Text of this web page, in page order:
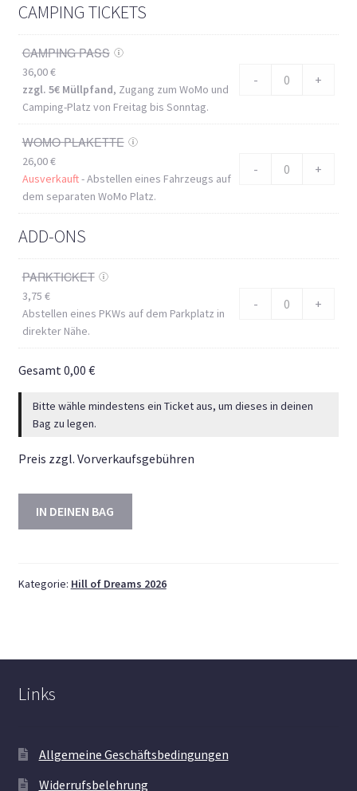
CAMPING TICKETS
CAMPING PASS
36,00€
zzgl. 5€ Müllpfand, Zugang zum WoMo und
Camping-Platz von Freitag bis Sonntag.
- +
WOMO PLAKETTE
26,00€
Ausverkauft- Abstellen eines Fahrzeugs auf
dem separaten WoMo Platz.
- +
ADD-ONS
PARKTICKET
3,75 €
Abstellen eines PKWs auf dem Parkplatz in
direkter Nähe.
- +
Gesamt0,00 €
Bitte wähle mindestens ein Ticket aus, um dieses in deinen
Bag zu legen.
Preis zzgl. Vorverkaufsgebühren
IN DEINEN BAG
Kategorie: Hill of Dreams 2026
Links
Allgemeine Geschäftsbedingungen
Widerrufsbelehrung